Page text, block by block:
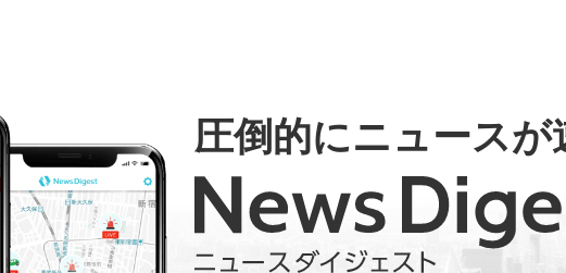
圧倒的にニュースが